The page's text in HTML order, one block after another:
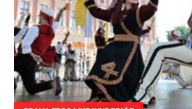
Sudbine
LIFESTYLE
Život
Ljubav
Zdravlje
SVET
Planeta
Globalno zagrevanje
Hrvatska
BiH